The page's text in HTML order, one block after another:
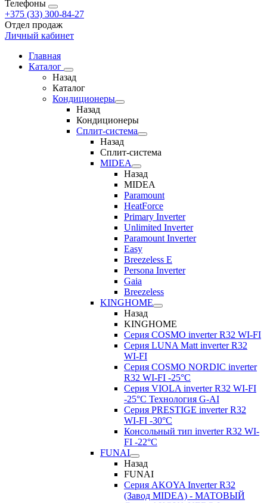
Телефоны
+375 (33) 300-84-27
Отдел продаж
Личный кабинет
Главная
Каталог
Назад
Каталог
Кондиционеры
Назад
Кондиционеры
Сплит-система
Назад
Сплит-система
MIDEA
Назад
MIDEA
Paramount
HeatForce
Primary Inverter
Unlimited Inverter
Paramount Inverter
Easy
Breezeless E
Persona Inverter
Gaia
Breezeless
KINGHOME
Назад
KINGHOME
Серия COSMO inverter R32 WI-FI
Серия LUNA Matt inverter R32
WI-FI
Серия COSMO NORDIC inverter
R32 WI-FI -25°C
Серия VIOLA inverter R32 WI-FI
-25°C Технология G-AI
Серия PRESTIGE inverter R32
WI-FI -30°C
Консольный тип inverter R32 WI-
FI -22°C
FUNAI
Назад
FUNAI
Серия AKOYA Inverter R32
(Завод MIDEA) - МАТОВЫЙ